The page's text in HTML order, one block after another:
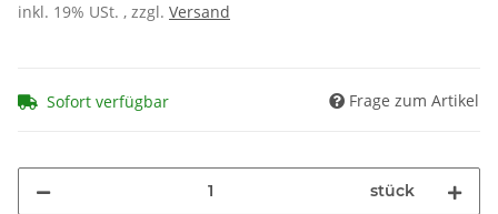
inkl. 19% USt. , zzgl. Versand
Sofort verfügbar Frage zum Artikel
stück